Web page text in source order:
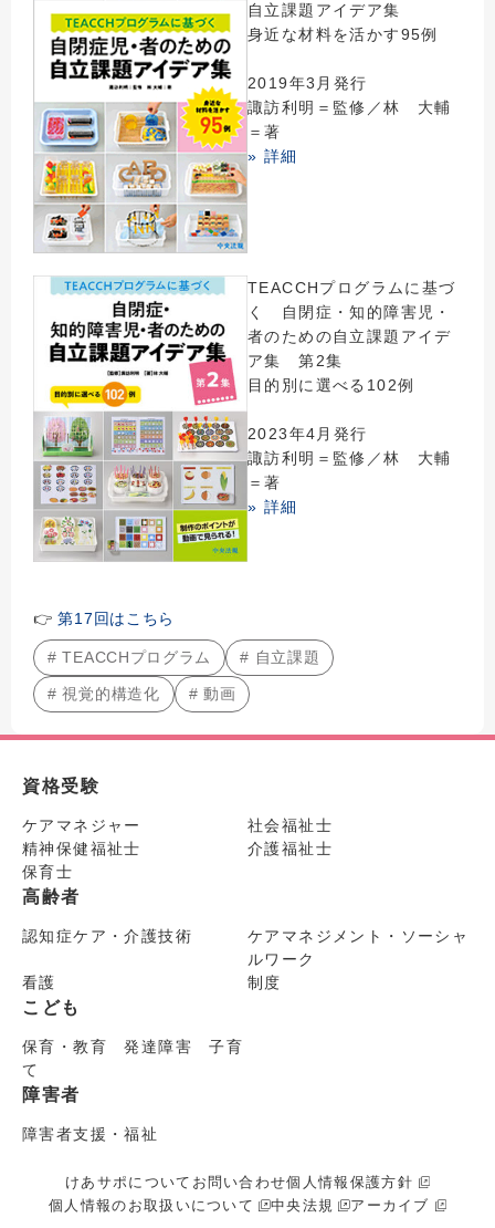
自立課題アイデア集
身近な材料を活かす95例
2019年3月発行
諏訪利明＝監修／林 大輔
＝著
» 詳細
TEACCHプログラムに基づ
く 自閉症・知的障害児・
者のための自立課題アイデ
ア集 第2集
目的別に選べる102例
2023年4月発行
諏訪利明＝監修／林 大輔
＝著
» 詳細
👉第17回はこちら
# TEACCHプログラム # 自立課題
# 視覚的構造化 # 動画
資格受験
ケアマネジャー
社会福祉士
精神保健福祉士
介護福祉士
保育士
高齢者
認知症ケア・介護技術
ケアマネジメント・ソーシャ
ルワーク
看護
制度
こども
保育・教育 発達障害 子育
て
障害者
障害者支援・福祉
けあサポについて お問い合わせ個人情報保護方針
個人情報のお取扱いについて
中央法規 アーカイブ